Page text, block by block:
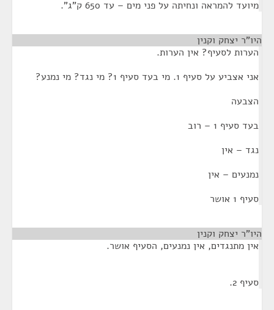
מיועד להמראה ונחיתה על פני מים – עד 650 ק"ג".
היו"ר יצחק וקנין
הערות לסעיף? אין הערות.
אני אצביע על סעיף 1. מי בעד סעיף 1? מי נגד? מי נמנע?
הצבעה
בעד סעיף 1 – רוב
נגד – אין
נמנעים – אין
סעיף 1 אושר
היו"ר יצחק וקנין
אין מתנגדים, אין נמנעים, הסעיף אושר.
סעיף 2.